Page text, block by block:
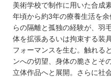
美術学校で制作に用いた合成
年頃から約3年の療養生活を
らの隔離と孤独の経験が、羽
体を拡張あるいは拘束する装
フォーマンスを生む。触れる
ンへの切望、身体の脆さとそ
立体作品へと展開。さらに社